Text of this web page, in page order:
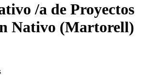
/a de Proyectos
Nativo (Martorell)